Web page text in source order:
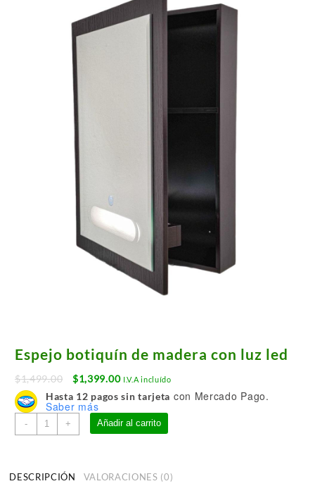
Espejo botiquín de madera con luz led
$1,499.00
Original
price
was:
$1,499.00.
$1,399.00Current
price
$1,399.00.
I.V.A incluído
Hasta 12 pagos sin tarjeta con Mercado Pago.
Saber más
-
Espejo
botiquín
con
+ Añadir al carrito
DESCRIPCIÓN VALORACIONES (0)